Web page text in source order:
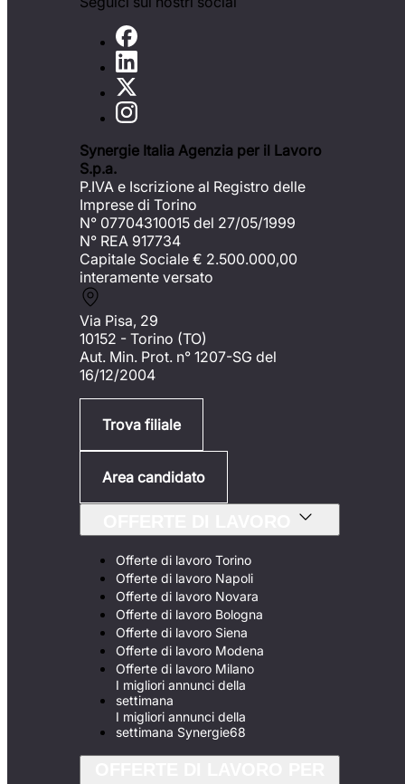
Synergie Italia Agenzia per il Lavoro
S.p.a.
P.IVA e Iscrizione al Registro delle
Imprese di Torino
N° 07704310015 del 27/05/1999
N° REA 917734
Capitale Sociale € 2.500.000,00
interamente versato
Via Pisa, 29
10152 - Torino (TO)
Aut. Min. Prot. n° 1207-SG del
16/12/2004
Trova filiale
Area candidato
Offerte di lavoro Torino
Offerte di lavoro Napoli
Offerte di lavoro Novara
Offerte di lavoro Bologna
Offerte di lavoro Siena
Offerte di lavoro Modena
Offerte di lavoro Milano
I migliori annunci della
settimana
I migliori annunci della
settimana Synergie68